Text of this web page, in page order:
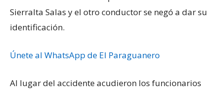
Sierralta Salas y el otro conductor se negó a dar su
identificación.
Únete al WhatsApp de El Paraguanero
Al lugar del accidente acudieron los funcionarios